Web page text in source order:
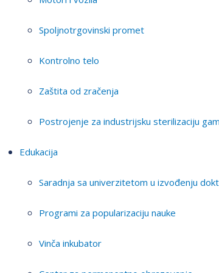
Spoljnotrgovinski promet
Kontrolno telo
Zaštita od zračenja
Postrojenje za industrijsku sterilizaciju
Edukacija
Saradnja sa univerzitetom u izvođenju
Programi za popularizaciju nauke
Vinča inkubator